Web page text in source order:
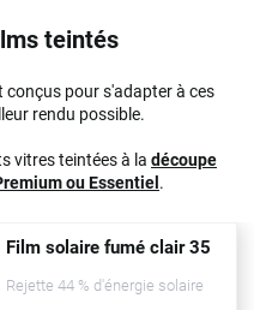
teintés
conçus pour s'adapter à ces
rendu possible.
vitres teintées à la découpe
ou Essentiel .
Film solaire fumé clair 35
Rejette 44 % d'énergie solaire